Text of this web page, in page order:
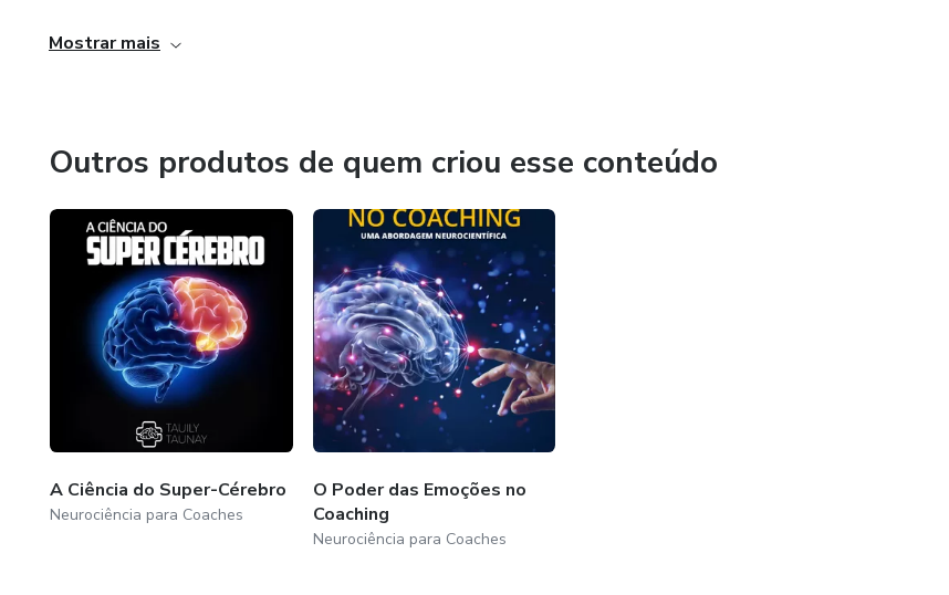
Professor de Psicologia - Universidade de Fortaleza (Unifor)
5000 exemplares vendidos)
Sócio-Fundador da Academia Brasileira de Psicólogos Escritores - ABPE
Mostrar mais
Outros produtos de quem criou esse conteúdo
A Ciência do Super-Cérebro
Neurociência para Coaches
O Poder das Emoções no
Coaching
Neurociência para Coaches